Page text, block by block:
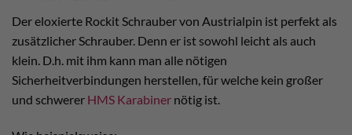
Der eloxierte Rockit Schrauber von Austrialpin ist perfekt als
zusätzlicher Schrauber. Denn er ist sowohl leicht als auch
klein. D.h. mit ihm kann man alle nötigen
Sicherheitverbindungen herstellen, für welche kein großer
und schwerer HMS Karabiner nötig ist.